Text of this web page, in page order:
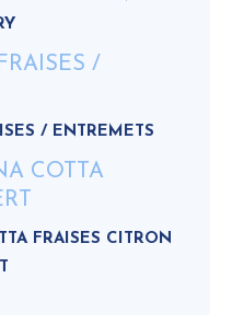
/ ENTREMETS
FRAISES CITRON